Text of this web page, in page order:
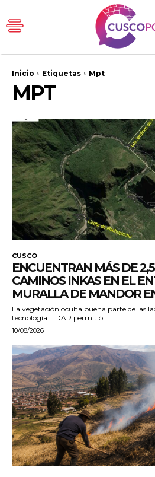
Inicio Etiquetas Mpt
MPT
CUSCO
ENCUENTRAN MÁS DE
CAMINOS INKAS EN EL
MURALLA DE MANDOR
La vegetación oculta buena parte de las
tecnología LiDAR permitió...
10/08/2026